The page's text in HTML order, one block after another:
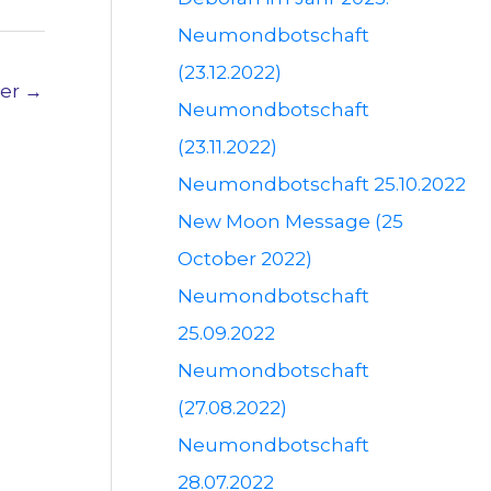
→
Neumondbotschaft
(23.12.2022)
Neumondbotschaft
(23.11.2022)
Neumondbotschaft 25.10.2022
New Moon Message (25
October 2022)
Neumondbotschaft
25.09.2022
Neumondbotschaft
(27.08.2022)
Neumondbotschaft
28.07.2022